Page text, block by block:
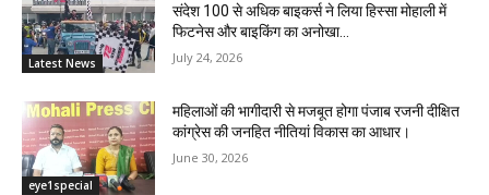
Latest News
संदेश 100 से अधिक बाइकर्स ने लिया हिस्सा मोहाली में
फिटनेस और बाइकिंग का अनोखा...
July 24, 2026
eye1special
महिलाओं की भागीदारी से मजबूत होगा पंजाब रजनी दीक्षित
कांग्रेस की जनहित नीतियां विकास का आधार।
June 30, 2026